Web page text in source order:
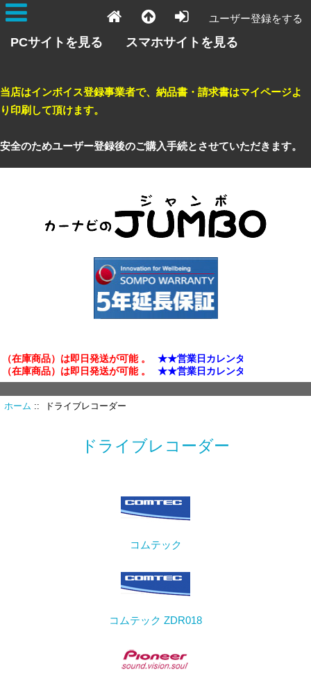
PCサイトを見る スマホサイトを見る
当店はインボイス登録事業者で、納品書・請求書はマイページよ
り印刷して頂けます。
安全のためユーザー登録後のご購入手続とさせていただきます。
ユーザー登録をする
庫商品）は即日発送が可能 。 ★★営業日カレンダー確認★★
庫商品）は即日発送が可能 。
★★営業日カレンダー確認★★
ホーム :: ドライブレコーダー
ドライブレコーダー
コムテック
コムテック ZDR018